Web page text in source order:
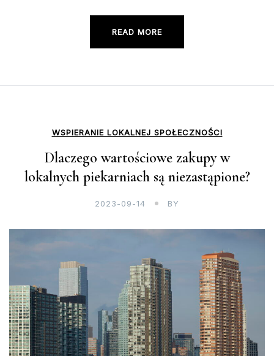
READ MORE
WSPIERANIE LOKALNEJ SPOŁECZNOŚCI
Dlaczego wartościowe zakupy w
lokalnych piekarniach są niezastąpione?
2023-09-14 BY